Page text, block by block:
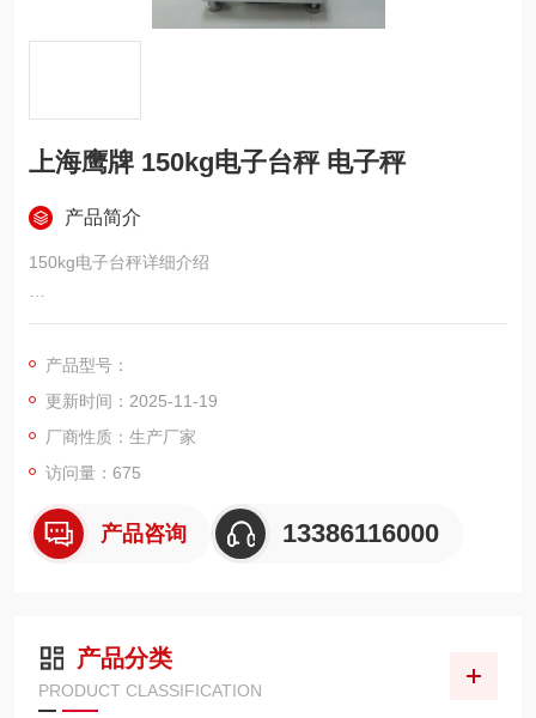
上海鹰牌 150kg电子台秤 电子秤
产品简介
150kg电子台秤详细介绍
秤盘材质：304号不锈钢,经抛光、拉丝处理制作
称量：30kg --1000kg。
显示方式：LED/LCD
准 确 度：符合JJG539-97中三级要求
使用电源：AC187～242V；49～51Hz；DC6V； 4AH（内置免
使用温度、湿度：0～40℃；≤90%RH 储运温度：-20～
产品型号：
更新时间：2025-11-19
厂商性质：生产厂家
访问量：675
产品咨询 13386116000
产品分类
PRODUCT CLASSIFICATION